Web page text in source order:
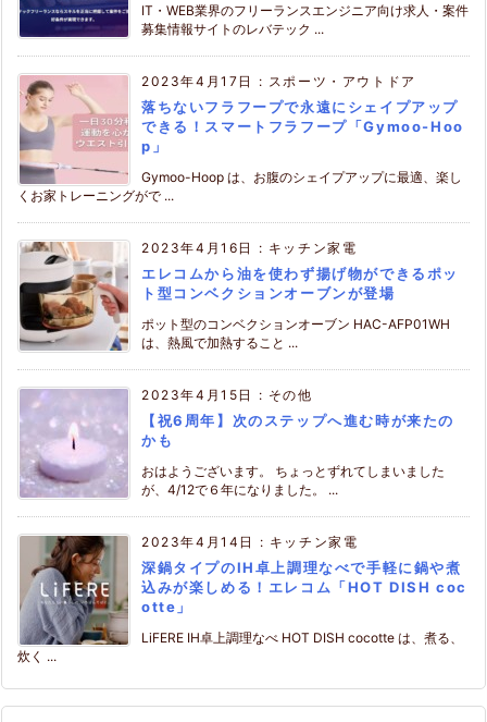
IT・WEB業界のフリーランスエンジニア向け求人・案件
募集情報サイトのレバテック ...
2023年4月17日 : スポーツ・アウトドア
落ちないフラフープで永遠にシェイプアップ
できる！スマートフラフープ「Gymoo-Hoo
p」
Gymoo-Hoop は、お腹のシェイプアップに最適、楽し
くお家トレーニングがで ...
2023年4月16日 : キッチン家電
エレコムから油を使わず揚げ物ができるポッ
ト型コンベクションオーブンが登場
ポット型のコンベクションオーブン HAC-AFP01WH
は、熱風で加熱すること ...
2023年4月15日 : その他
【祝6周年】次のステップへ進む時が来たの
かも
おはようございます。 ちょっとずれてしまいました
が、4/12で６年になりました。 ...
2023年4月14日 : キッチン家電
深鍋タイプのIH卓上調理なべで手軽に鍋や煮
込みが楽しめる！エレコム「HOT DISH coc
otte」
LiFERE IH卓上調理なべ HOT DISH cocotte は、煮る、
炊く ...